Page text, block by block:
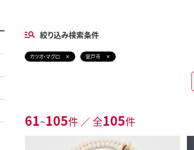
絞り込み検索条件
カツオ・マグロ 室戸市
61~105件 ／ 全105件